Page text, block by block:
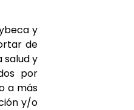
y
de
salud y
por
a más
y/o